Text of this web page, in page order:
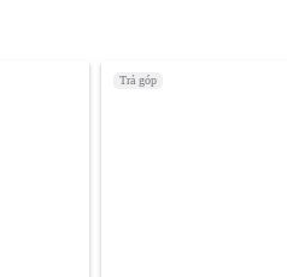
Trả góp